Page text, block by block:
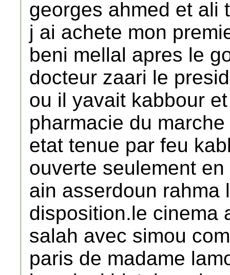
georges ahmed et ali
j ai achete mon
beni mellal apres le
docteur zaari le
ou il yavait kabbour
pharmacie du
etat tenue par feu
ouverte seulement
ain asserdoun rahma
disposition.le cinema
salah avec simou
paris de madame